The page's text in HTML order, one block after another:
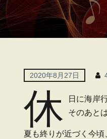
2020年8月27日
休
日に海岸
そのあと
夏も終りが近づく今